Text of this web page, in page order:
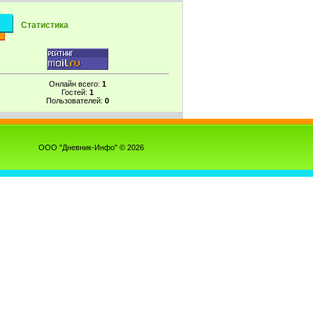
Статистика
Онлайн всего: 1
Гостей: 1
Пользователей: 0
ООО "Дневник-Инфо" © 2026